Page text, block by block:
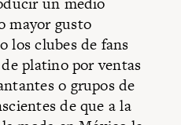
mayor gusto
los clubes de fans
platino por ventas
o grupos de
de que a la